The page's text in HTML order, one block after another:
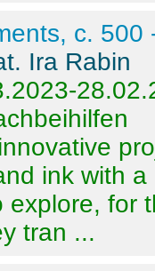
c. 500
Ira Rabin
ink with
explore, for
tran ...